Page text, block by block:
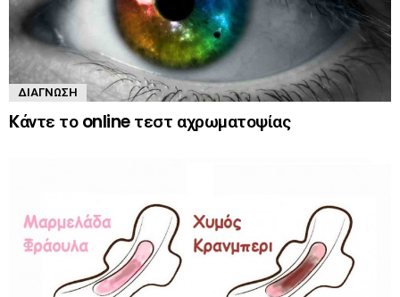
ΔΙΆΓΝΩΣΗ
Kάντε το online τεστ αχρωματοψίας